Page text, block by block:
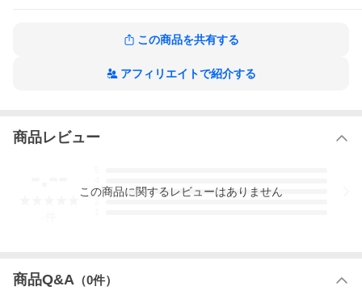
この商品を共有する
アフィリエイトで紹介する
商品レビュー
3
この商品に関するレビューはありません
商品Q&A （0件）